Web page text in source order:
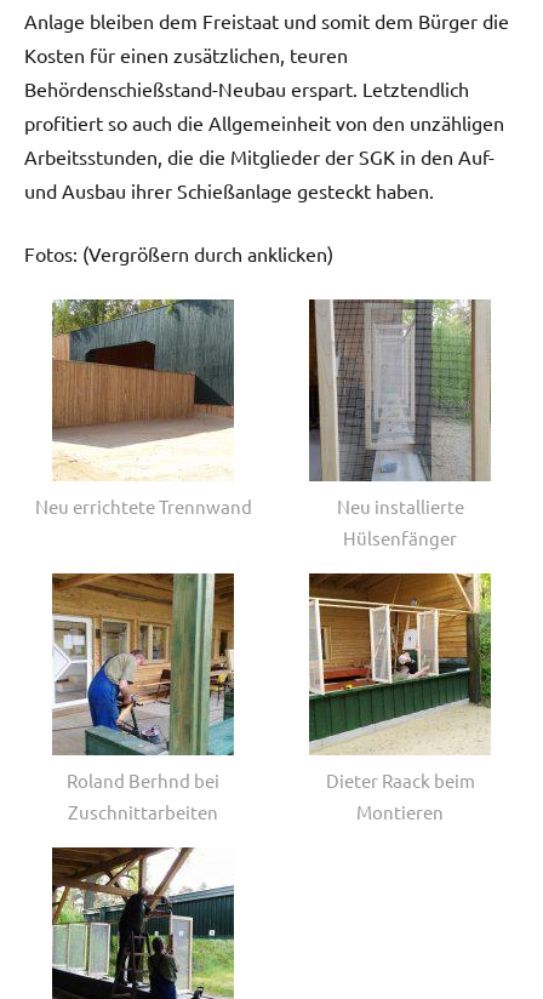
Anlage bleiben dem Freistaat und somit dem Bürger die
Kosten für einen zusätzlichen, teuren
Behördenschießstand-Neubau erspart. Letztendlich
profitiert so auch die Allgemeinheit von den unzähligen
Arbeitsstunden, die die Mitglieder der SGK in den Auf-
und Ausbau ihrer Schießanlage gesteckt haben.
Fotos: (Vergrößern durch anklicken)
Neu errichtete Trennwand
Neu installierte
Hülsenfänger
Roland Berhnd bei
Zuschnittarbeiten
Dieter Raack beim
Montieren